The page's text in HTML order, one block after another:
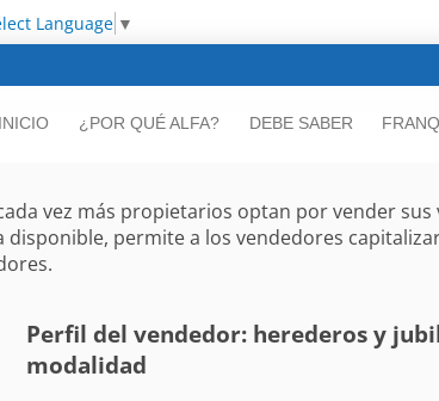
Language ▼
INICIO ¿POR QUÉ ALFA? DEBE SABER
vez más propietarios optan por vender sus
permite a los vendedores
Perfil del vendedor: herederos y
modalidad